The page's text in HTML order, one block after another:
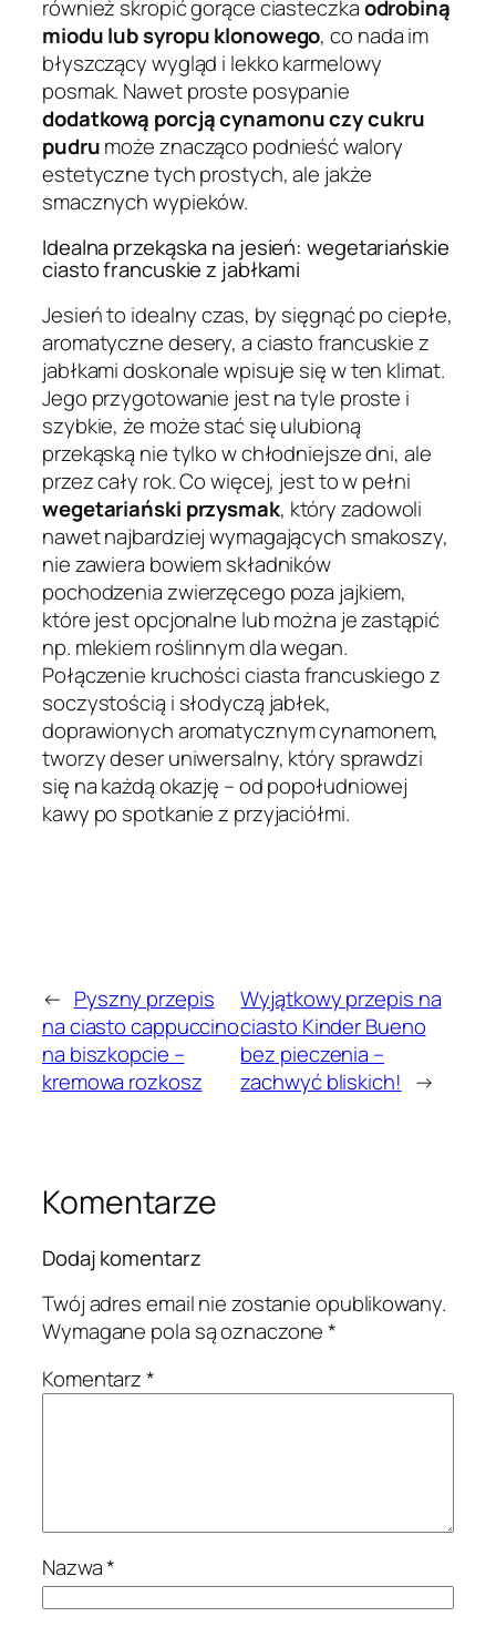
również skropić gorące ciasteczkaodrobiną
miodu lub syropu klonowego, co nada im
błyszczący wygląd i lekko karmelowy
posmak. Nawet proste posypanie
dodatkową porcją cynamonu czy cukru
pudrumoże znacząco podnieść walory
estetyczne tych prostych, ale jakże
smacznych wypieków.
Idealna przekąska na jesień: wegetariańskie
ciasto francuskie z jabłkami
Jesień to idealny czas, by sięgnąć po ciepłe,
aromatyczne desery, a ciasto francuskie z
jabłkami doskonale wpisuje się w ten klimat.
Jego przygotowanie jest na tyle proste i
szybkie, że może stać się ulubioną
przekąską nie tylko w chłodniejsze dni, ale
przez cały rok. Co więcej, jest to w pełni
wegetariański przysmak, który zadowoli
nawet najbardziej wymagających smakoszy,
nie zawiera bowiem składników
pochodzenia zwierzęcego poza jajkiem,
które jest opcjonalne lub można je zastąpić
np. mlekiem roślinnym dla wegan.
Połączenie kruchości ciasta francuskiego z
soczystością i słodyczą jabłek,
doprawionych aromatycznym cynamonem,
tworzy deser uniwersalny, który sprawdzi
się na każdą okazję – od popołudniowej
kawy po spotkanie z przyjaciółmi.
← Pyszny przepis
na ciasto cappuccino
na biszkopcie –
kremowa rozkosz
Wyjątkowy przepis na
ciasto Kinder Bueno
bez pieczenia –
zachwyć bliskich! →
Komentarze
Dodaj komentarz
Twój adres email nie zostanie opublikowany.
Wymagane pola są oznaczone*
Komentarz*
Nazwa*